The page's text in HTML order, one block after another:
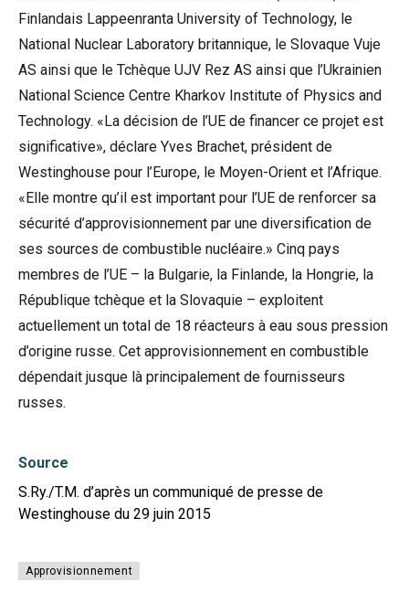
Finlandais Lappeenranta University of Technology, le
National Nuclear Laboratory britannique, le Slovaque Vuje
AS ainsi que le Tchèque UJV Rez AS ainsi que l’Ukrainien
National Science Centre Kharkov Institute of Physics and
Technology. «La décision de l’UE de financer ce projet est
significative», déclare Yves Brachet, président de
Westinghouse pour l’Europe, le Moyen-Orient et l’Afrique.
«Elle montre qu’il est important pour l’UE de renforcer sa
sécurité d’approvisionnement par une diversification de
ses sources de combustible nucléaire.» Cinq pays
membres de l’UE – la Bulgarie, la Finlande, la Hongrie, la
République tchèque et la Slovaquie – exploitent
actuellement un total de 18 réacteurs à eau sous pression
d’origine russe. Cet approvisionnement en combustible
dépendait jusque là principalement de fournisseurs
russes.
Source
S.Ry./T.M. d’après un communiqué de presse de
Westinghouse du 29 juin 2015
Approvisionnement